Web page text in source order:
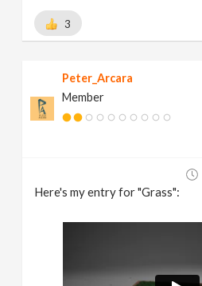
3
Peter_Arcara
Member
Here's my entry for "Grass":